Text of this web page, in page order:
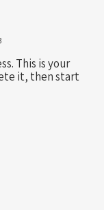
This is your
it, then start